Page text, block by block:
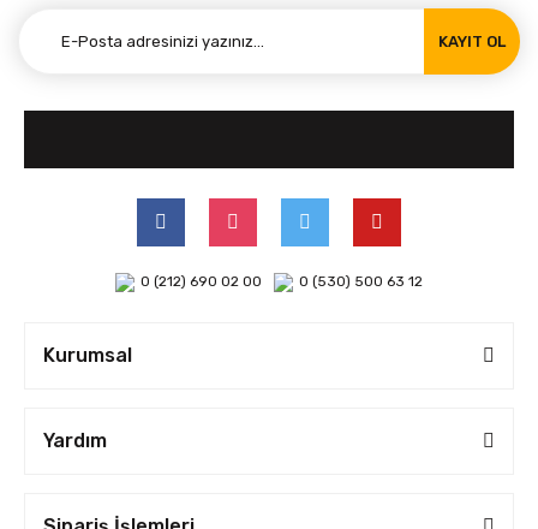
KAYIT OL
0 (212) 690 02 00 0 (530) 500 63 12
Kurumsal
Yardım